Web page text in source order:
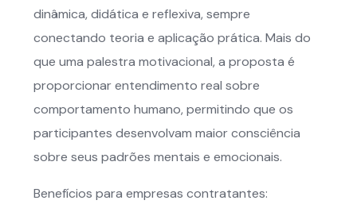
dinâmica, didática e reflexiva, sempre
conectando teoria e aplicação prática. Mais do
que uma palestra motivacional, a proposta é
proporcionar entendimento real sobre
comportamento humano, permitindo que os
participantes desenvolvam maior consciência
sobre seus padrões mentais e emocionais.
Benefícios para empresas contratantes: